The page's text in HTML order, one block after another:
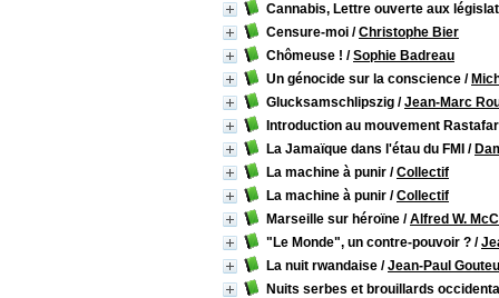
Cannabis, Lettre ouverte aux
Censure-moi /Christophe Bier
Chômeuse ! /Sophie Badreau
Un génocide sur la conscience /
Glucksamschlipszig /Jean-Marc
Introduction au mouvement
La Jamaïque dans l'étau du FMI /
La machine à punir /Collectif
La machine à punir /Collectif
Marseille sur héroïne /Alfred W.
"Le Monde", un contre-pouvoir ? /
La nuit rwandaise /Jean-Paul
Nuits serbes et brouillards